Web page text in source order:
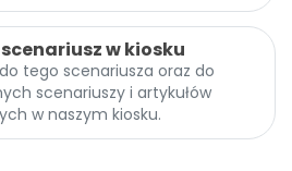
w kiosku
tego scenariusza oraz do
scenariuszy i artykułów
w naszym kiosku.